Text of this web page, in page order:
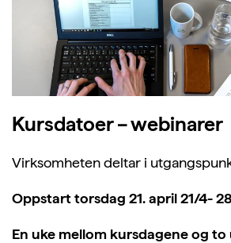
Kursdatoer – webinarer
Virksomheten deltar i
Oppstart torsdag 21. april 21/4-
En uke mellom kursdagene og